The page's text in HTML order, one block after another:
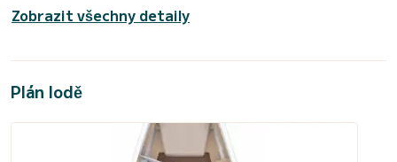
Zobrazit všechny detaily
Plán lodě